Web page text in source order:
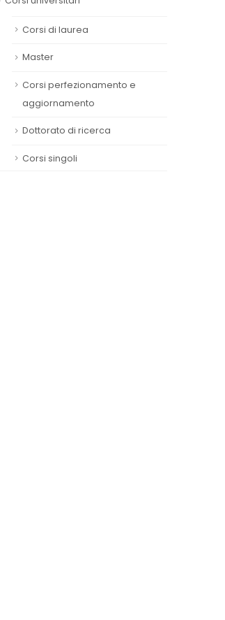
Corsi di laurea
Master
Corsi perfezionamento e
aggiornamento
Dottorato di ricerca
Corsi singoli